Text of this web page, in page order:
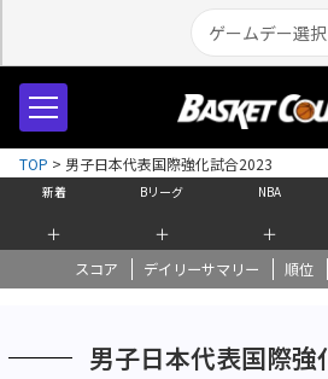
新着
＋
Bリーグ
＋
NBA
＋
スコア デイリーサマリー 順位
TOP > 男子日本代表国際強化試合2023
男子日本代表国際強